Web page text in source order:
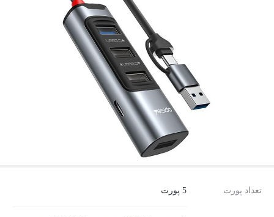
تعداد پورت‌ 5 پورت